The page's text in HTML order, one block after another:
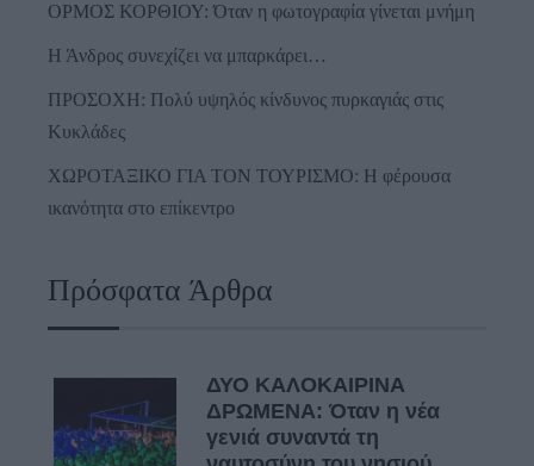
ΟΡΜΟΣ ΚΟΡΘΙΟΥ: Όταν η φωτογραφία γίνεται μνήμη
Η Άνδρος συνεχίζει να μπαρκάρει…
ΠΡΟΣΟΧΗ: Πολύ υψηλός κίνδυνος πυρκαγιάς στις
Κυκλάδες
ΧΩΡΟΤΑΞΙΚΟ ΓΙΑ ΤΟΝ ΤΟΥΡΙΣΜΟ: Η φέρουσα
ικανότητα στο επίκεντρο
Πρόσφατα Άρθρα
ΔΥΟ ΚΑΛΟΚΑΙΡΙΝΑ
ΔΡΩΜΕΝΑ: Όταν η νέα
γενιά συναντά τη